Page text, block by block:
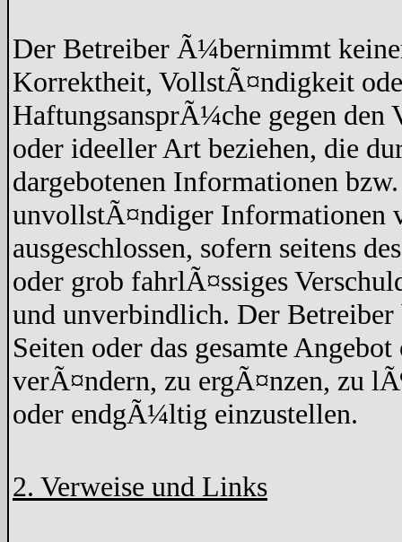
Der Betreiber Ã¼bernimmt
Korrektheit, VollstÃ¤ndigkeit
HaftungsansprÃ¼che gegen den
oder ideeller Art beziehen, die
dargebotenen Informationen
unvollstÃ¤ndiger Informationen
ausgeschlossen, sofern seitens
oder grob fahrlÃ¤ssiges
und unverbindlich. Der
Seiten oder das gesamte
verÃ¤ndern, zu ergÃ¤nzen, zu
oder endgÃ¼ltig einzustellen.
2. Verweise und Links